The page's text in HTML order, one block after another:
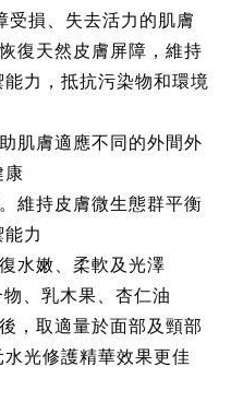
損、失去活力的肌膚
復天然皮膚屏障，維持
力，抵抗污染物和環境
肌膚適應不同的外間外
康
維持皮膚微生態群平衡
力
水嫩、柔軟及光澤
、乳木果、杏仁油
，取適量於面部及頸部
光修護精華效果更佳